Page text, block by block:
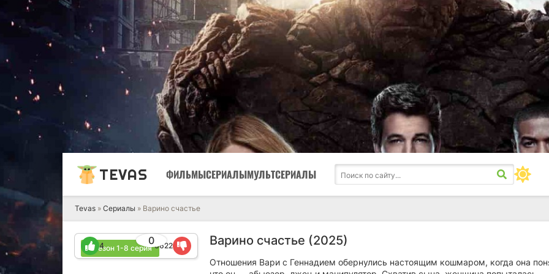
TEVAS ФИЛЬМЫСЕРИАЛЫМУЛЬТСЕРИАЛЫ
Tevas » Сериалы » Варино счастье
Варино счастье (2025)
1 сезон 1-8 серия
0
4 6622
Отношения Вари с Геннадием обернулись настоящим кошмаром, когда она